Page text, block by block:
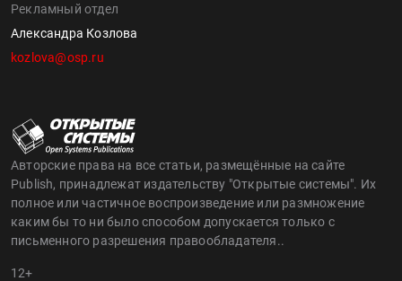
Рекламный отдел
Александра Козлова
kozlova@osp.ru
Авторские права на все статьи, размещённые на сайте
Publish, принадлежат издательству "Открытые системы". Их
полное или частичное воспроизведение или размножение
каким бы то ни было способом допускается только с
письменного разрешения правообладателя..
12+